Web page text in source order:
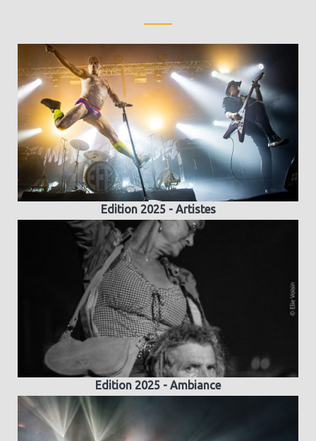
Edition 2025 - Artistes
Edition 2025 - Ambiance